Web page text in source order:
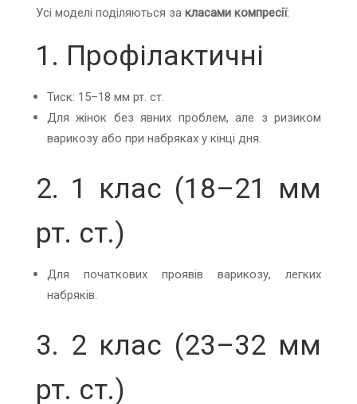
Усі моделі поділяються за класами компресії:
1. Профілактичні
Тиск: 15–18 мм рт. ст.
Для жінок без явних проблем, але з ризиком
варикозу або при набряках у кінці дня.
2. 1 клас (18–21 мм
рт. ст.)
Для початкових проявів варикозу, легких
набряків.
3. 2 клас (23–32 мм
рт. ст.)